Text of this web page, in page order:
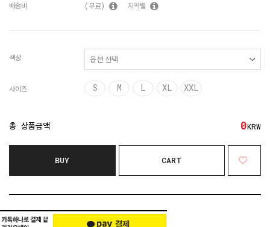
배송비 (무료) 지역별
색상
사이즈 S M L XL XXL
총 상품금액 0KRW
BUY CART